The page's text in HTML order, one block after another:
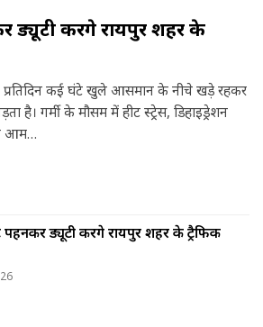
ड्यूटी करेंगे रायपुर शहर के
प्रतिदिन कई घंटे खुले आसमान के नीचे खड़े रहकर
है। गर्मी के मौसम में हीट स्ट्रेस, डिहाइड्रेशन
आम…
ड्यूटी करेंगे रायपुर शहर के ट्रैफिक
e